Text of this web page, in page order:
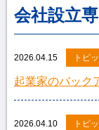
会社設立
2026.04.15 トピ
起業家のバック
2026.04.10 トピ